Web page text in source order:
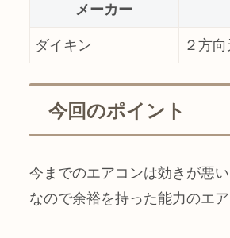
メーカー
ダイキン ２方
今回のポイント
今までのエアコンは効きが悪い
なので余裕を持った能力のエ